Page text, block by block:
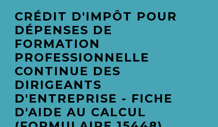
CRÉDIT D'IMPÔT POUR
DÉPENSES DE
FORMATION
PROFESSIONNELLE
CONTINUE DES
DIRIGEANTS
D'ENTREPRISE - FICHE
D'AIDE AU CALCUL